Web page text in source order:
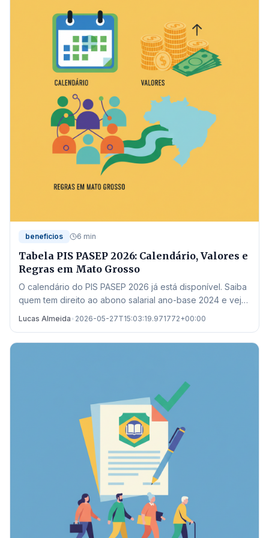
beneficios 6 min
Tabela PIS PASEP 2026: Calendário, Valores e
Regras em Mato Grosso
O calendário do PIS PASEP 2026 já está disponível. Saiba
quem tem direito ao abono salarial ano-base 2024 e veja
Lucas Almeida• 2026-05-27T15:03:19.971772+00:00